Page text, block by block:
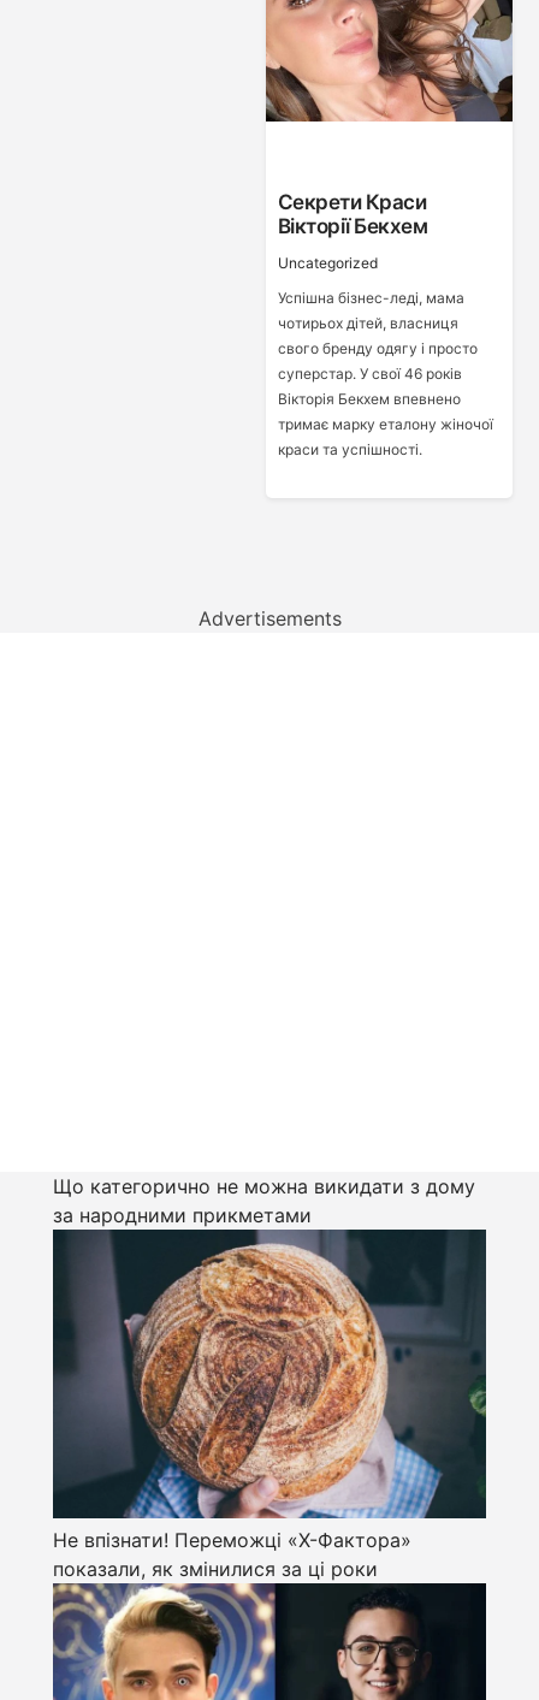
Секрети Краси
Вікторії Бекхем
Uncategorized
Успішна бізнес-леді, мама
чотирьох дітей, власниця
свого бренду одягу і просто
суперстар. У свої 46 років
Вікторія Бекхем впевнено
тримає марку еталону жіночої
краси та успішності.
Advertisements
Що категорично не можна викидати з дому
за народними прикметами
Не впізнати! Переможці «Х-Фактора»
показали, як змінилися за ці роки